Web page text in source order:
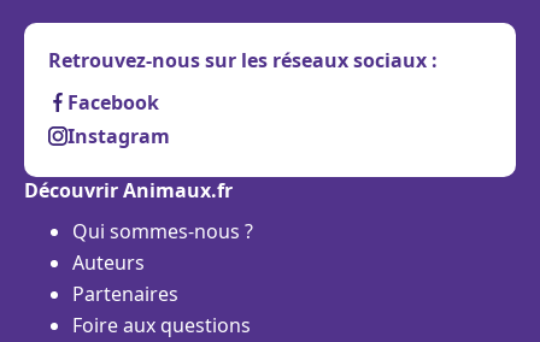
Retrouvez-nous sur les réseaux sociaux :
Facebook
Instagram
Découvrir Animaux.fr
Qui sommes-nous ?
Auteurs
Partenaires
Foire aux questions